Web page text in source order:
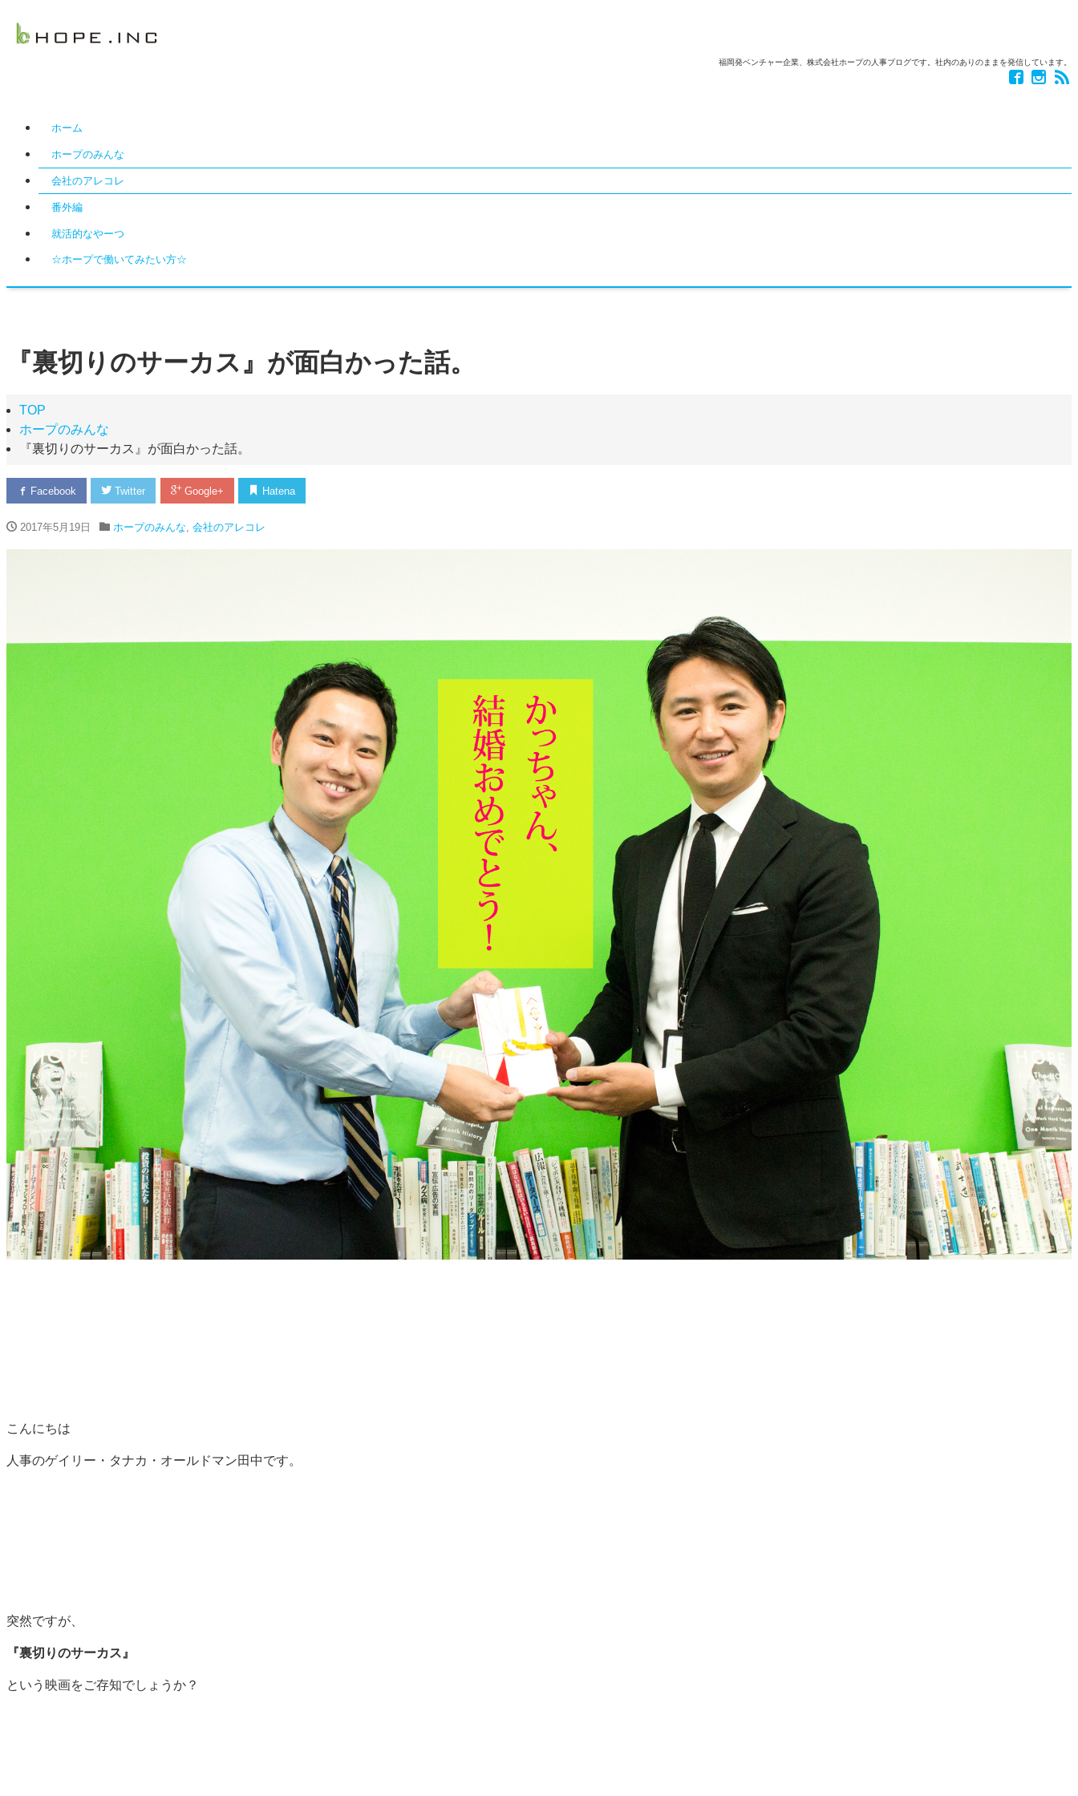
福岡発ベンチャー企業、株式会社ホープの人事ブログです。社内のありのままを発信しています。
ホーム
ホープのみんな
会社のアレコレ
番外編
就活的なやーつ
☆ホープで働いてみたい方☆
『裏切りのサーカス』が面白かった話。
TOP
ホープのみんな
『裏切りのサーカス』が面白かった話。
Facebook Twitter Google+ Hatena
2017年5月19日 ホープのみんな, 会社のアレコレ
こんにちは
人事のゲイリー・タナカ・オールドマン田中です。
突然ですが、
『裏切りのサーカス』
という映画をご存知でしょうか？